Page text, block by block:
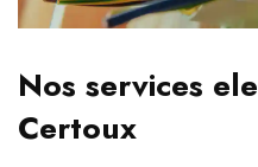
Nos services
Certoux